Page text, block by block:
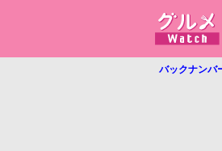
バックナンバ